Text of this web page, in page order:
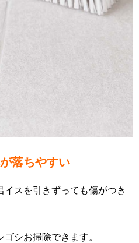
落ちやすい
スを引きずっても傷がつき
シお掃除できます。